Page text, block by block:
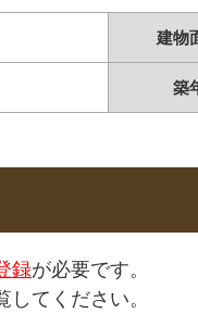
建物
築
録が必要です。
してください。